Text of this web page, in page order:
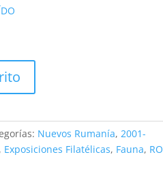
Nuevos Rumanía,2001-
, Exposiciones Filatélicas, Fauna, RO